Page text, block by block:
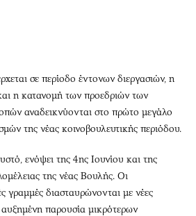
Εκπομπές
Wine routes
Podcasts
Προσφορές
Προσωπικότητες στην ''Κ''
Επιστολές
σε περίοδο έντονων διεργασιών, η
η κατανομή των προεδριών των
αναδεικνύονται στο πρώτο μεγάλο
της νέας κοινοβουλευτικής περιόδου.
ενόψει της 4ης Ιουνίου και της
της νέας Βουλής. Οι
γραμμές διασταυρώνονται με νέες
αυξημένη παρουσία μικρότερων